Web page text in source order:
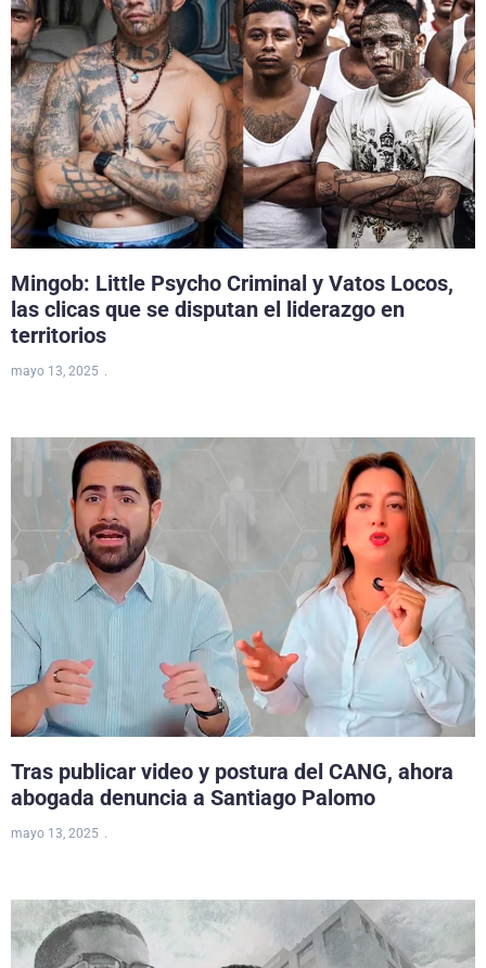
Mingob: Little Psycho Criminal y Vatos Locos,
las clicas que se disputan el liderazgo en
territorios
mayo 13, 2025
Tras publicar video y postura del CANG, ahora
abogada denuncia a Santiago Palomo
mayo 13, 2025